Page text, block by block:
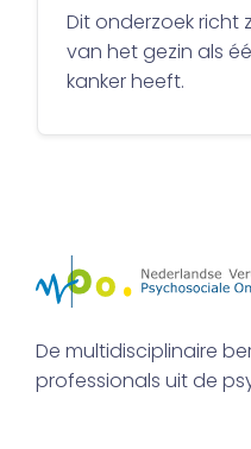
Dit onderzoek richt
van het gezin als
kanker heeft.
De multidisciplinaire
professionals uit de